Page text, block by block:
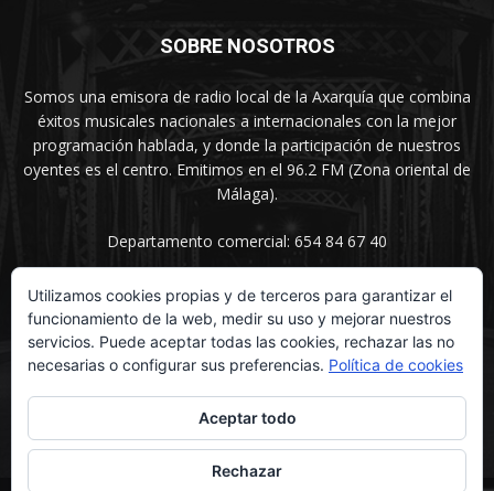
SOBRE NOSOTROS
Somos una emisora de radio local de la Axarquía que combina
éxitos musicales nacionales a internacionales con la mejor
programación hablada, y donde la participación de nuestros
oyentes es el centro. Emitimos en el 96.2 FM (Zona oriental de
Málaga).
Departamento comercial: 654 84 67 40
SÍGUENOS
Utilizamos cookies propias y de terceros para garantizar el
funcionamiento de la web, medir su uso y mejorar nuestros
servicios. Puede aceptar todas las cookies, rechazar las no
necesarias o configurar sus preferencias. Política de cookies
Aceptar todo
Rechazar